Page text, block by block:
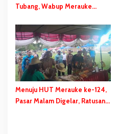
Tubang, Wabup Merauke
Berikan Bantuan Dana
Perbaikan
Menuju HUT Merauke ke-124,
Pasar Malam Digelar, Ratusan